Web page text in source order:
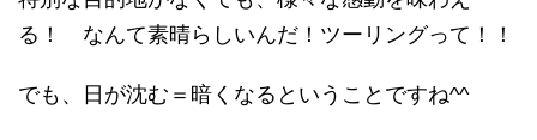
る！ なんて素晴らしいんだ！ツーリングって！！
でも、日が沈む＝暗くなるということですね^^